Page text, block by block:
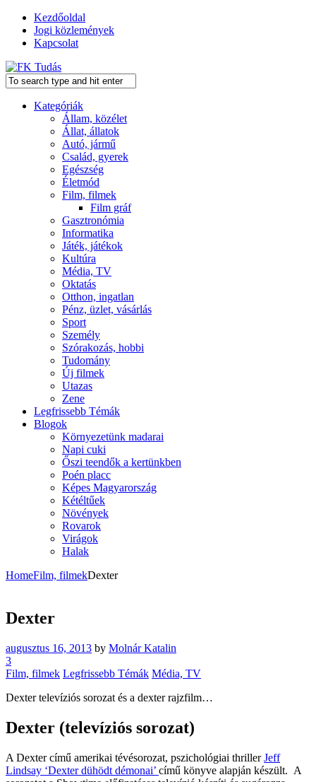
Kezdőoldal
Jogi közlemények
Kapcsolat
Kategóriák
Állam, közélet
Állat, állatok
Autó, jármű
Család, gyerek
Egészség
Életmód
Film, filmek
Film gráf
Gasztronómia
Informatika
Játék, játékok
Kultúra
Média, TV
Oktatás
Otthon, ingatlan
Pénz, üzlet, vásárlás
Sport
Személy
Szórakozás, hobbi
Tudomány
Új filmek
Utazas
Zene
Legfrissebb Témák
Blogok
Környezetünk madarai
Napi cuki
Őszi teendők a kertünkben
Poén placc
Képes Magyarország
Kétéltűek
Növények
Rovarok
Virágok
Halak
HomeFilm, filmekDexter
Dexter
augusztus 16, 2013 by Molnár Katalin
3
Film, filmek Legfrissebb Témák Média, TV
Dexter televíziós sorozat és a dexter rajzfilm…
Dexter (televíziós sorozat)
A Dexter című amerikai tévésorozat, pszichológiai thrillerJeff
Lindsay ‘Dexter dühödt démonai’ című könyve alapján készült. A